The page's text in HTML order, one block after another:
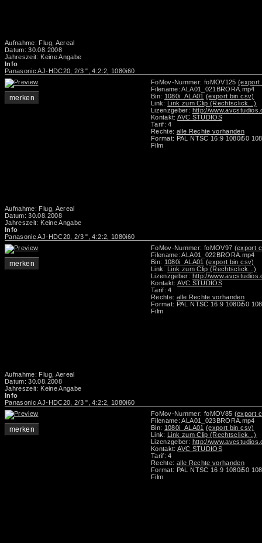
Aufnahme: Flug, Aereal
Datum: 30.08.2008
Jahreszeit: Keine Angabe
Info
Panasonic AJ-HDC20, 2/3 ", 4:2:2, 1080i60
merken
FoMov-Nummer: foMOV125(export
Filename: ALA01_021BRORA.mp4
Bin: 1080i_ALA01 (export bin csv)
Link: Link zum Clip (Rechtsclick...)
Lizenzgeber: http://
Kontakt:AVC STUDIOS
Tarif: 4
Rechte: alle Rechte vorhanden
Format: PAL NTSC 16:9 1080i50
Film
Aufnahme: Flug, Aereal
Datum: 30.08.2008
Jahreszeit: Keine Angabe
Info
Panasonic AJ-HDC20, 2/3 ", 4:2:2, 1080i60
merken
FoMov-Nummer: foMOV97 (export
Filename: ALA01_022BRORA.mp4
Bin: 1080i_ALA01 (export bin csv)
Link: Link zum Clip (Rechtsclick...)
Lizenzgeber: http://
Kontakt:AVC STUDIOS
Tarif: 4
Rechte: alle Rechte vorhanden
Format: PAL NTSC 16:9 1080i50
Film
Aufnahme: Flug, Aereal
Datum: 30.08.2008
Jahreszeit: Keine Angabe
Info
Panasonic AJ-HDC20, 2/3 ", 4:2:2, 1080i60
merken
FoMov-Nummer: foMOV85 (export
Filename: ALA01_023BRORA.mp4
Bin: 1080i_ALA01 (export bin csv)
Link: Link zum Clip (Rechtsclick...)
Lizenzgeber: http://
Kontakt:AVC STUDIOS
Tarif: 4
Rechte: alle Rechte vorhanden
Format: PAL NTSC 16:9 1080i50
Film